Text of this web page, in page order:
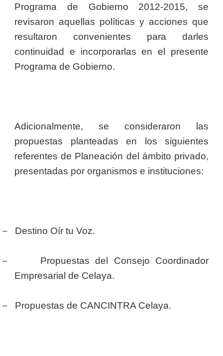
Programa de Gobierno 2012-2015, se
revisaron aquellas políticas y acciones que
resultaron convenientes para darles
continuidad e incorporarlas en el presente
Programa de Gobierno.
Adicionalmente, se consideraron las
propuestas planteadas en los siguientes
referentes de Planeación del ámbito privado,
presentadas por organismos e instituciones:
– Destino Oír tu Voz.
–
Propuestas del Consejo Coordinador
Empresarial de Celaya.
– Propuestas de CANCINTRA Celaya.